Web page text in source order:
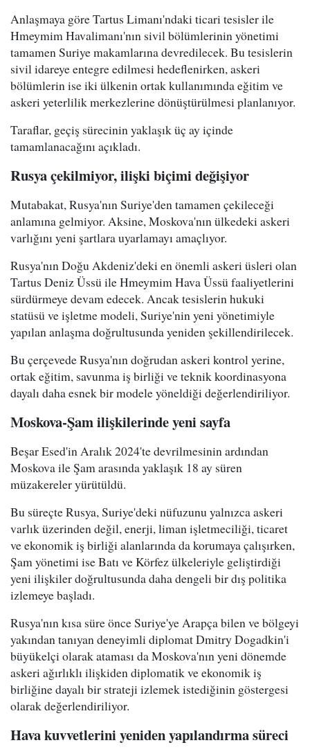
Anlaşmaya göre Tartus Limanı'ndaki ticari tesisler ile
Hmeymim Havalimanı'nın sivil bölümlerinin yönetimi
tamamen Suriye makamlarına devredilecek. Bu tesislerin
sivil idareye entegre edilmesi hedeflenirken, askeri
bölümlerin ise iki ülkenin ortak kullanımında eğitim ve
askeri yeterlilik merkezlerine dönüştürülmesi planlanıyor.
Taraflar, geçiş sürecinin yaklaşık üç ay içinde
tamamlanacağını açıkladı.
Rusya çekilmiyor, ilişki biçimi değişiyor
Mutabakat, Rusya'nın Suriye'den tamamen çekileceği
anlamına gelmiyor. Aksine, Moskova'nın ülkedeki askeri
varlığını yeni şartlara uyarlamayı amaçlıyor.
Rusya'nın Doğu Akdeniz'deki en önemli askeri üsleri olan
Tartus Deniz Üssü ile Hmeymim Hava Üssü faaliyetlerini
sürdürmeye devam edecek. Ancak tesislerin hukuki
statüsü ve işletme modeli, Suriye'nin yeni yönetimiyle
yapılan anlaşma doğrultusunda yeniden şekillendirilecek.
Bu çerçevede Rusya'nın doğrudan askeri kontrol yerine,
ortak eğitim, savunma iş birliği ve teknik koordinasyona
dayalı daha esnek bir modele yöneldiği değerlendiriliyor.
Moskova-Şam ilişkilerinde yeni sayfa
Beşar Esed'in Aralık 2024'te devrilmesinin ardından
Moskova ile Şam arasında yaklaşık 18 ay süren
müzakereler yürütüldü.
Bu süreçte Rusya, Suriye'deki nüfuzunu yalnızca askeri
varlık üzerinden değil, enerji, liman işletmeciliği, ticaret
ve ekonomik iş birliği alanlarında da korumaya çalışırken,
Şam yönetimi ise Batı ve Körfez ülkeleriyle geliştirdiği
yeni ilişkiler doğrultusunda daha dengeli bir dış politika
izlemeye başladı.
Rusya'nın kısa süre önce Suriye'ye Arapça bilen ve bölgeyi
yakından tanıyan deneyimli diplomat Dmitry Dogadkin'i
büyükelçi olarak ataması da Moskova'nın yeni dönemde
askeri ağırlıklı ilişkiden diplomatik ve ekonomik iş
birliğine dayalı bir strateji izlemek istediğinin göstergesi
olarak değerlendiriliyor.
Hava kuvvetlerini yeniden yapılandırma süreci